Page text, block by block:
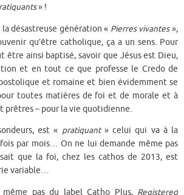
» !
désastreuse génération « Pierres vivantes»,
qu’être catholique, ça a un sens. Pour
être ainsi baptisé, savoir que Jésus est Dieu,
et en tout ce que professe le Credo de
et romaine et bien évidemment se
toutes matières de foi et de morale et à
prêtres – pour la vie quotidienne.
est « pratiquant» celui qui va à la
par mois… On ne lui demande même pas
que la foi, chez les cathos de 2013, est
variable…
pas du label Catho Plus, Registered